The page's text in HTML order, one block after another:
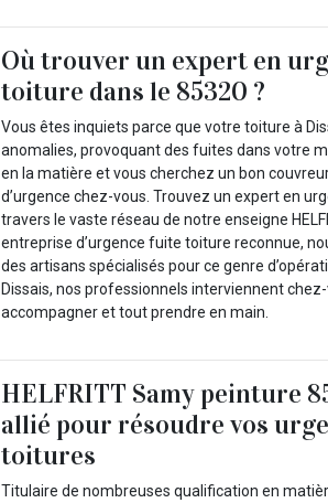
Où trouver un expert en
toiture dans le 85320 ?
Vous êtes inquiets parce que votre toiture à
anomalies, provoquant des fuites dans votre
en la matière et vous cherchez un bon
d’urgence chez-vous. Trouvez un expert en
travers le vaste réseau de notre enseigne
entreprise d’urgence fuite toiture reconnue,
des artisans spécialisés pour ce genre
Dissais, nos professionnels interviennent
accompagner et tout prendre en main.
HELFRITT Samy peinture
allié pour résoudre vos
toitures
Titulaire de nombreuses qualification en